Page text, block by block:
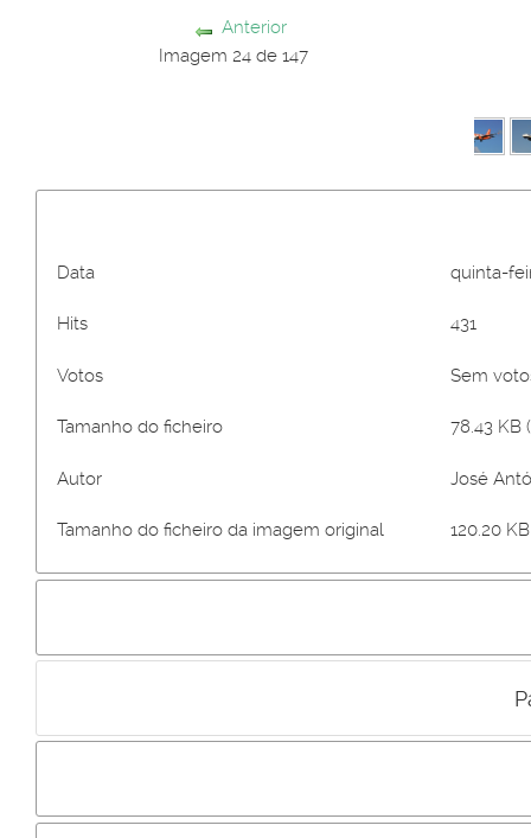
Anterior
Imagem 24 de 147
Data quinta-
Hits 431
Votos Sem
Tamanho do ficheiro 78.43 KB
Autor José
Tamanho do ficheiro da imagem original 120.20
Incluir imagem :
Os